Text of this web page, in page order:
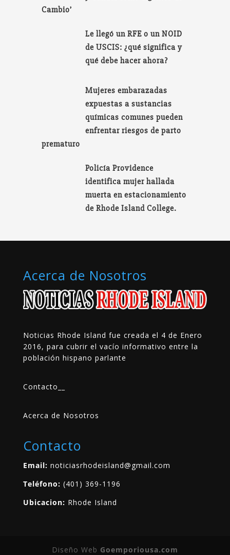
Cambio’
Le llegó un RFE o un NOID
de USCIS: ¿qué significa y
qué debe hacer ahora?
Mujeres embarazadas
expuestas a sustancias
químicas comunes pueden
enfrentar riesgos de parto
prematuro
Policía Providence
identifica mujer hallada
muerta en estacionamiento
de Rhode Island College.
Acerca de Nosotros
Noticias Rhode Island fue creada el 4 de Enero
2016, para cubrir el vacío informativo entre la
población hispano parlante
Contacto
Acerca de Nosotros
Contacto
Email: noticiasrhodeisland@gmail.com
Teléfono: (401) 369-1196
Ubicacion: Rhode Island
Diseño Web Goemporiousa.com